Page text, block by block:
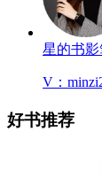
星的书
V：
好书推荐